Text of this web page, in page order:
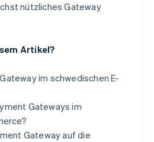
nützliches Gateway
Artikel?
im schwedischen E-
Gateways im
Gateway auf die